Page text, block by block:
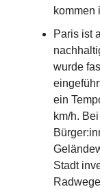
kommen
Paris ist
wurde
ein
km/h.
Stadt